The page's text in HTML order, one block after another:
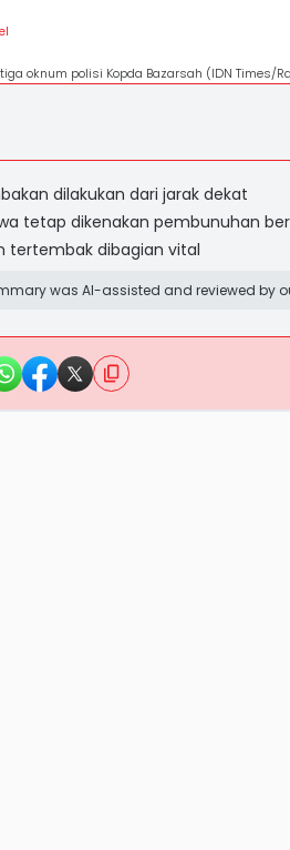
oknum polisi Kopda Bazarsah (IDN Times/
dilakukan dari jarak dekat
tetap dikenakan pembunuhan
tertembak dibagian vital
was AI-assisted and reviewed by